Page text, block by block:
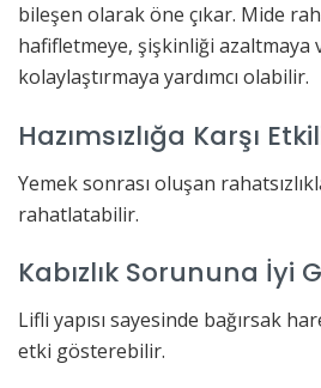
bileşen olarak öne çıkar. Mide
hafifletmeye, şişkinliği azaltmaya
kolaylaştırmaya yardımcı olabilir.
Hazımsızlığa Karşı
Yemek sonrası oluşan
rahatlatabilir.
Kabızlık Sorununa İyi
Lifli yapısı sayesinde bağırsak
etki gösterebilir.